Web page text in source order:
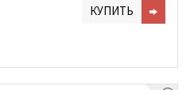
КУПИТЬ